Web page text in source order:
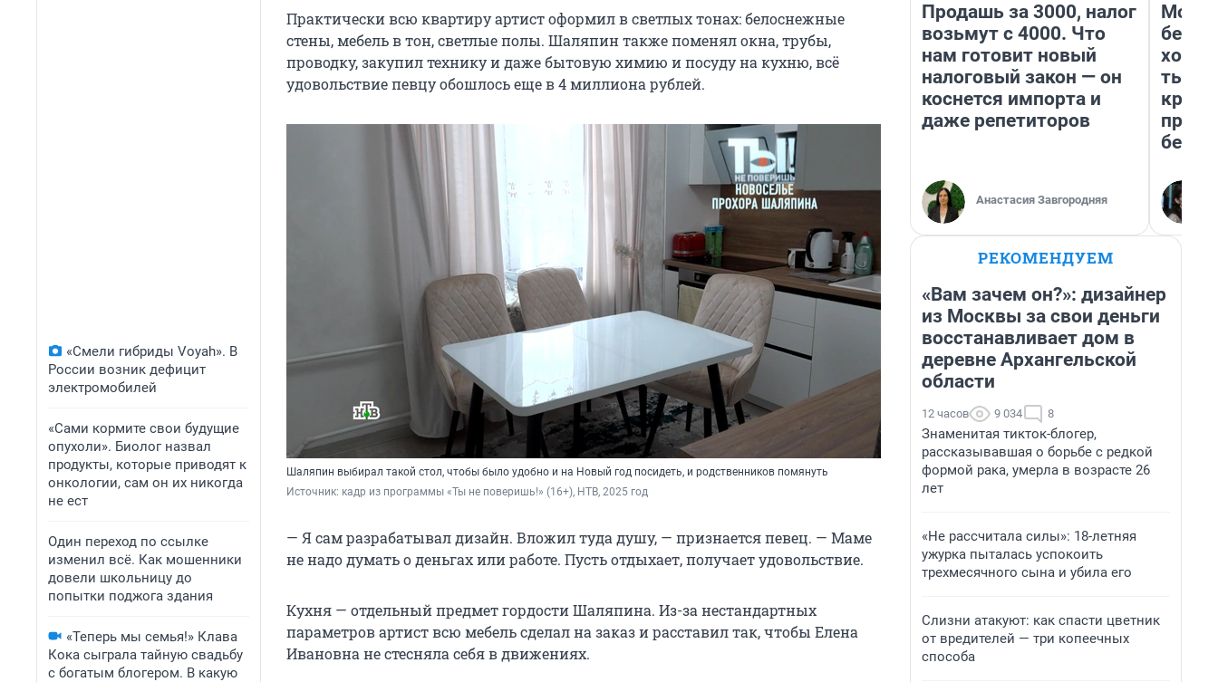
«Смели гибриды Voyah». В
России возник дефицит
электромобилей
«Сами кормите свои будущие
опухоли». Биолог назвал
продукты, которые приводят к
онкологии, сам он их никогда
не ест
Один переход по ссылке
изменил всё. Как мошенники
довели школьницу до
попытки поджога здания
«Теперь мы семья!» Клава
Кока сыграла тайную свадьбу
с богатым блогером. В какую
Практически всю квартиру артист оформил в светлых тонах: белоснежные
стены, мебель в тон, светлые полы. Шаляпин также поменял окна, трубы,
проводку, закупил технику и даже бытовую химию и посуду на кухню, всё
удовольствие певцу обошлось еще в4 миллиона рублей.
Шаляпин выбирал такой стол, чтобы было удобно и на Новый год посидеть, и родственников помянуть
Источник: кадр из программы «Ты не поверишь!» (16+), НТВ, 2025 год
— Я сам разрабатывал дизайн. Вложил туда душу, — признается певец. — Маме
не надо думать о деньгах или работе. Пусть отдыхает, получает удовольствие.
Кухня — отдельный предмет гордости Шаляпина. Из-за нестандартных
параметров артист всю мебель сделал на заказ и расставил так, чтобы Елена
Ивановна не стесняла себя в движениях.
Продашь за 3000, налог
возьмут с 4000. Что
нам готовит новый
налоговый закон — он
коснется импорта и
даже репетиторов
Анастасия Завгородняя
Мой
РЕКОМЕНДУЕМ
«Вам зачем он?»: дизайнер
из Москвы за свои деньги
восстанавливает дом в
деревне Архангельской
области
12 часов 9 034 8
Знаменитая тикток-блогер,
рассказывавшая о борьбе с редкой
формой рака, умерла в возрасте 26
лет
«Не рассчитала силы»: 18-летняя
ужурка пыталась успокоить
трехмесячного сына и убила его
Слизни атакуют: как спасти цветник
от вредителей — три копеечных
способа